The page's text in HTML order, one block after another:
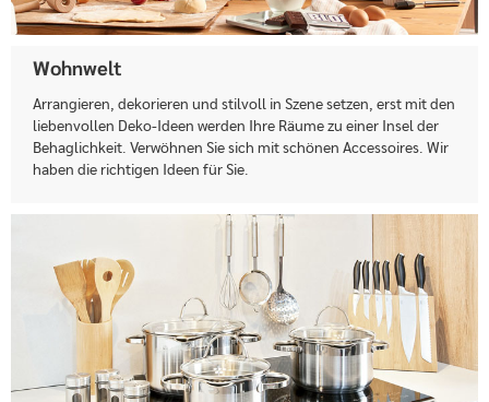
Wohnwelt
Arrangieren, dekorieren und stilvoll in Szene setzen, erst mit den
liebenvollen Deko-Ideen werden Ihre Räume zu einer Insel der
Behaglichkeit. Verwöhnen Sie sich mit schönen Accessoires. Wir
haben die richtigen Ideen für Sie.